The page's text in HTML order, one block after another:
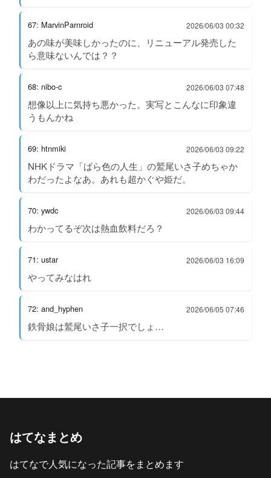
67: MarvinParnroid 2026/06/03 00:32
あの味が美味しかったのに、リニューアル発売した
ら意味ないんでは？？
68: nibo-c 2026/06/03 07:48
想像以上に気持ち悪かった。実写とこんなに印象違
うもんかね
69: htnmiki 2026/06/03 09:22
NHKドラマ「ばら色の人生」の鷲尾いさ子めちゃか
わだったよなあ。あれも超かぐや姫だ。
70: ywdc 2026/06/03 09:44
わかってるぞ次は熱血飲料だろ？
71: ustar 2026/06/03 16:09
やってみなはれ
72: and_hyphen 2026/06/05 07:46
鉄骨娘は鷲尾いさ子一択でしょ…
はてなまとめ
はてなで人気になった記事をまとめます